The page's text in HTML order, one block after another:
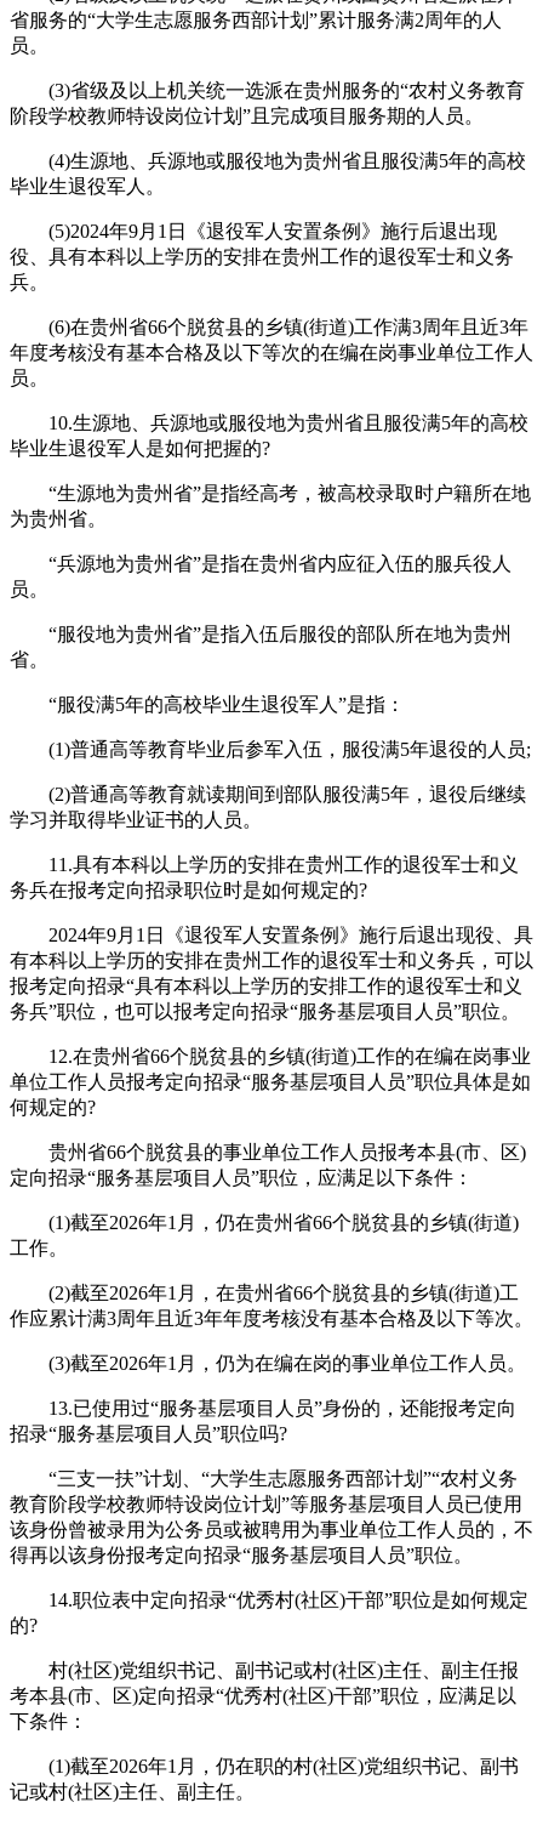
省服务的“大学生志愿服务西部计划”累计服务满2周年的人
员。
(3)省级及以上机关统一选派在贵州服务的“农村义务教育
阶段学校教师特设岗位计划”且完成项目服务期的人员。
(4)生源地、兵源地或服役地为贵州省且服役满5年的高校
毕业生退役军人。
(5)2024年9月1日《退役军人安置条例》施行后退出现
役、具有本科以上学历的安排在贵州工作的退役军士和义务
兵。
(6)在贵州省66个脱贫县的乡镇(街道)工作满3周年且近3年
年度考核没有基本合格及以下等次的在编在岗事业单位工作人
员。
10.生源地、兵源地或服役地为贵州省且服役满5年的高校
毕业生退役军人是如何把握的?
“生源地为贵州省”是指经高考，被高校录取时户籍所在地
为贵州省。
“兵源地为贵州省”是指在贵州省内应征入伍的服兵役人
员。
“服役地为贵州省”是指入伍后服役的部队所在地为贵州
省。
“服役满5年的高校毕业生退役军人”是指：
(1)普通高等教育毕业后参军入伍，服役满5年退役的人员;
(2)普通高等教育就读期间到部队服役满5年，退役后继续
学习并取得毕业证书的人员。
11.具有本科以上学历的安排在贵州工作的退役军士和义
务兵在报考定向招录职位时是如何规定的?
2024年9月1日《退役军人安置条例》施行后退出现役、具
有本科以上学历的安排在贵州工作的退役军士和义务兵，可以
报考定向招录“具有本科以上学历的安排工作的退役军士和义
务兵”职位，也可以报考定向招录“服务基层项目人员”职位。
12.在贵州省66个脱贫县的乡镇(街道)工作的在编在岗事业
单位工作人员报考定向招录“服务基层项目人员”职位具体是如
何规定的?
贵州省66个脱贫县的事业单位工作人员报考本县(市、区)
定向招录“服务基层项目人员”职位，应满足以下条件：
(1)截至2026年1月，仍在贵州省66个脱贫县的乡镇(街道)
工作。
(2)截至2026年1月，在贵州省66个脱贫县的乡镇(街道)工
作应累计满3周年且近3年年度考核没有基本合格及以下等次。
(3)截至2026年1月，仍为在编在岗的事业单位工作人员。
13.已使用过“服务基层项目人员”身份的，还能报考定向
招录“服务基层项目人员”职位吗?
“三支一扶”计划、“大学生志愿服务西部计划”“农村义务
教育阶段学校教师特设岗位计划”等服务基层项目人员已使用
该身份曾被录用为公务员或被聘用为事业单位工作人员的，不
得再以该身份报考定向招录“服务基层项目人员”职位。
14.职位表中定向招录“优秀村(社区)干部”职位是如何规定
的?
村(社区)党组织书记、副书记或村(社区)主任、副主任报
考本县(市、区)定向招录“优秀村(社区)干部”职位，应满足以
下条件：
(1)截至2026年1月，仍在职的村(社区)党组织书记、副书
记或村(社区)主任、副主任。